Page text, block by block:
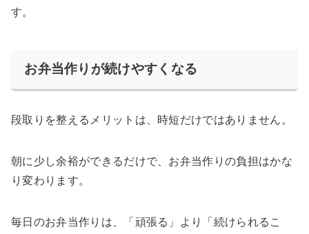
す。
お弁当作りが続けやすくなる
段取りを整えるメリットは、時短だけではありません。
朝に少し余裕ができるだけで、お弁当作りの負担はかな
り変わります。
毎日のお弁当作りは、「頑張る」より「続けられるこ